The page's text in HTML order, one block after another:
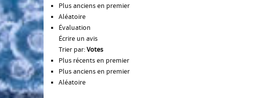
Plus anciens en premier
Aléatoire
Évaluation
Écrire un avis
Trier par:Votes
Plus récents en premier
Plus anciens en premier
Aléatoire